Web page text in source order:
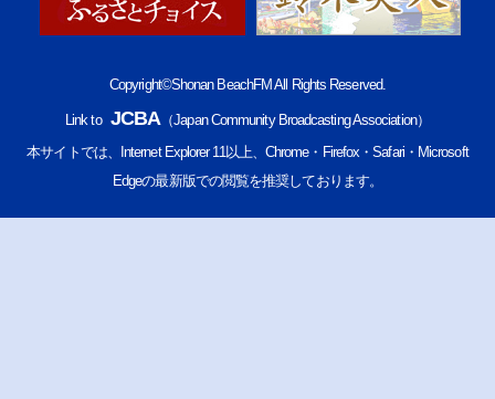
Copyright©Shonan BeachFM All Rights Reserved.
Link to JCBA（Japan Community Broadcasting Association）
本サイトでは、Internet Explorer 11以上、Chrome・Firefox・Safari・Microsoft
Edgeの最新版での閲覧を推奨しております。